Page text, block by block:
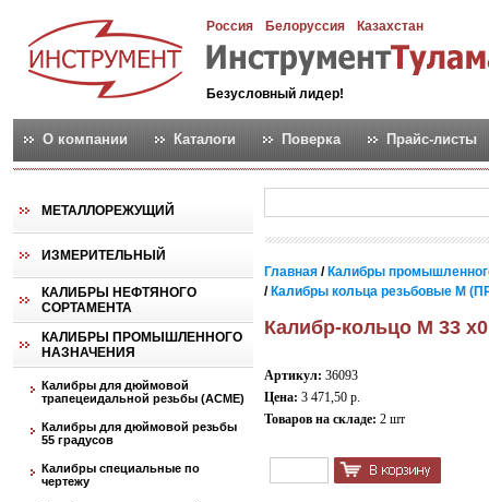
Россия Белоруссия Казахстан
Безусловный лидер!
О компании Каталоги Поверка Прайс-листы
МЕТАЛЛОРЕЖУЩИЙ
ИЗМЕРИТЕЛЬНЫЙ
КАЛИБРЫ НЕФТЯНОГО
СОРТАМЕНТА
КАЛИБРЫ ПРОМЫШЛЕННОГО
НАЗНАЧЕНИЯ
Калибры для дюймовой
трапецеидальной резьбы (АСМЕ)
Калибры для дюймовой резьбы
55 градусов
Калибры специальные по
чертежу
Главная / Калибры
/ Калибры кольца резьбовые М
Калибр-кольцо М 33
Артикул: 36093
Цена: 3 471,50 р.
Товаров на складе: 2 шт